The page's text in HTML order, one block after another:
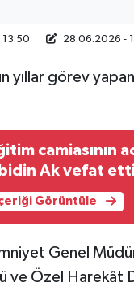
28.06.2026 -
yıllar görev
camiasının
Ak vefat
Görüntüle
Genel
ve Özel Harekât